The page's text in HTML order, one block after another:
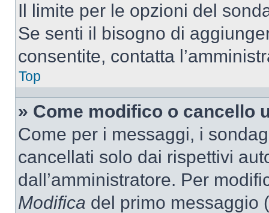
Il limite per le opzioni del
Se senti il bisogno di
consentite, contatta
Top
» Come modifico o cancello
Come per i messaggi, i
cancellati solo dai rispettivi
dall’amministratore. Per
Modifica del primo messaggio